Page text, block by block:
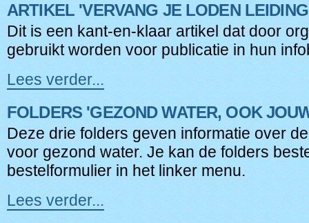
regenwater
veilig
aan'
-
ARTIKEL 'VERVANG JE LODEN
Dit is een kant-en-klaar artikel dat door
gebruikt worden voor publicatie in hun
Artikel
'Vervang
je
loden
leidingen'
-
Lees verder...
FOLDERS 'GEZOND WATER, OOK
Deze drie folders geven informatie over
voor gezond water. Je kan de folders
bestelformulier in het linker menu.
Folders
'Gezond
Lees verder...